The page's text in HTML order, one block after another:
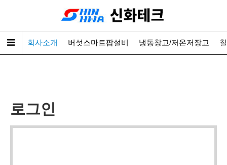
회사소개 버섯스마트팜설비 냉동창고/저온저장고
로그인